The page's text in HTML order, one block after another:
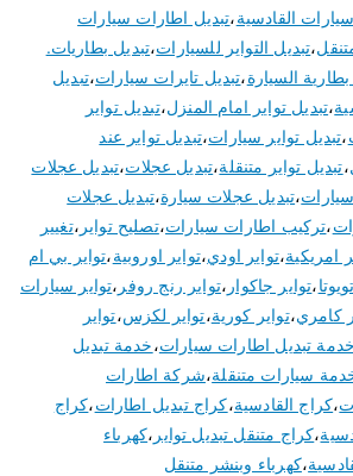
القادسية،تبديل اطارات سيارات
،تبديل التواير للسيارات،تبديل بطاريات.
السيارة،تبديل تايرات سيارات،تبديل
،تبديل تواير امام المنزل،تبديل تواير
،تبديل تواير سيارات،تبديل تواير عند
،تبديل تواير متنقلة،تبديل عجلات،تبديل عجلات
،تبديل عجلات سيارة،تبديل عجلات
،تركيب اطارات سيارات،تصليح تواير ،تغيير
امريكية،تواير اودي،تواير اوروبية،تواير بي ام
،تواير جاكوار ،تواير رنج روفر ،تواير سيارات
كامري،تواير كورية،تواير لكزس،تواير
خدمة تبديل اطارات سيارات،خدمة تبديل
سيارات متنقلة،شركة اطارات
،كراج القادسية،كراج تبديل اطارات،كراج
،كراج متنقل تبديل تواير ،كهرباء
،كهرباء وبنشر متنقل